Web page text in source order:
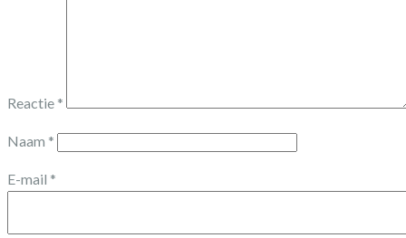
Reactie *
Naam *
E-mail *